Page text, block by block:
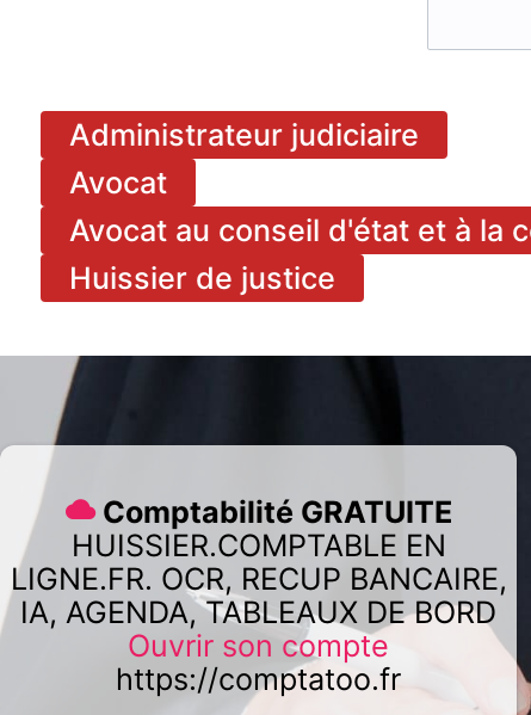
Administrateur judiciaire
Avocat
Avocat au conseil d'état et à la
Huissier de justice
Comptabilité GRATUITE
HUISSIER.COMPTABLE EN
LIGNE.FR. OCR, RECUP BANCAIRE,
IA, AGENDA, TABLEAUX DE BORD
Ouvrir son compte
https://comptatoo.fr